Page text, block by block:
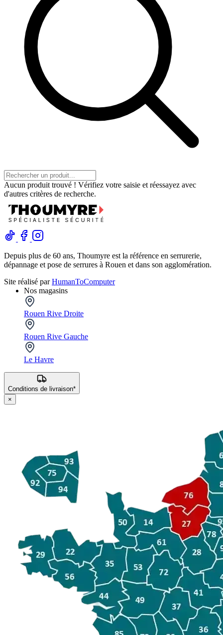
Aucun produit trouvé ! Vérifiez votre saisie et réessayez avec
d'autres critères de recherche.
Depuis plus de 60 ans, Thoumyre est la référence en serrurerie,
dépannage et pose de serrures à Rouen et dans son agglomération.
Site réalisé parHumanToComputer
Nos magasins
Rouen Rive Droite
Rouen Rive Gauche
Le Havre
Conditions de livraison*
×